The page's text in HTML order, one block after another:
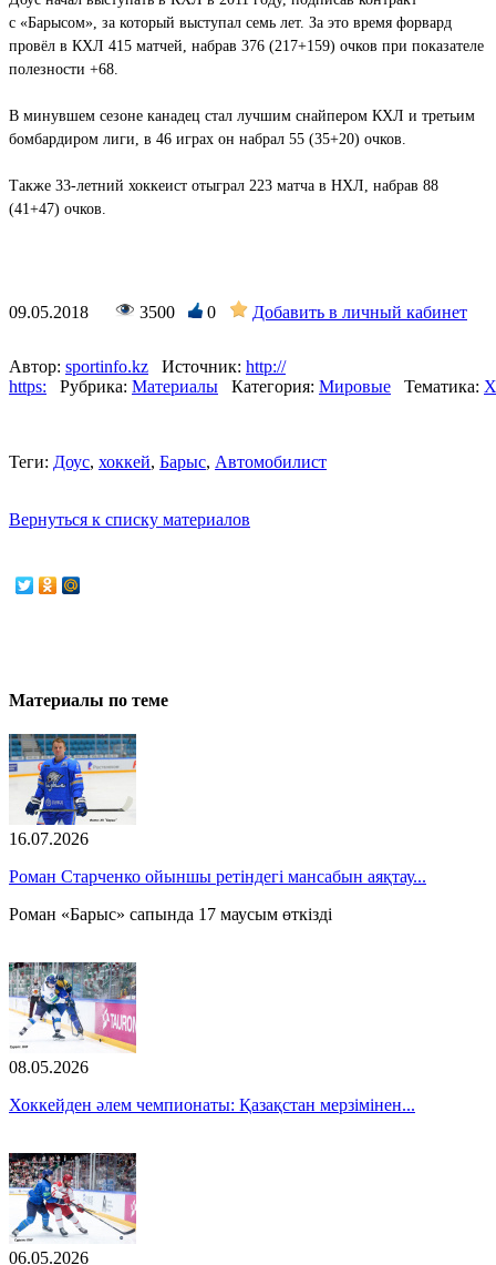
с «Барысом», за который выступал семь лет. За это время форвард
провёл в КХЛ 415 матчей, набрав 376 (217+159) очков при показателе
полезности +68.
В минувшем сезоне канадец стал лучшим снайпером КХЛ и третьим
бомбардиром лиги, в 46 играх он набрал 55 (35+20) очков.
Также 33-летний хоккеист отыграл 223 матча в НХЛ, набрав 88
(41+47) очков.
09.05.2018 3500 0 Добавить в личный кабинет
Автор: sportinfo.kz Источник: http://
https:
Рубрика: Материалы Категория: Мировые Тематика:
Теги: Доус, хоккей, Барыс, Автомобилист
Вернуться к списку материалов
Материалы по теме
16.07.2026
Роман Старченко ойыншы ретіндегі мансабын аяқтау...
Роман «Барыс» сапында 17 маусым өткізді
08.05.2026
Хоккейден әлем чемпионаты: Қазақстан мерзімінен...
06.05.2026